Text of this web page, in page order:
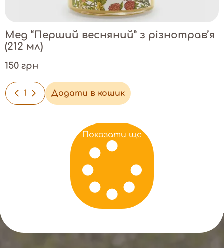
Мед “Перший весняний” з різнотрав’я
(212 мл)
150 грн
- + Додати в кошик
Показати ще